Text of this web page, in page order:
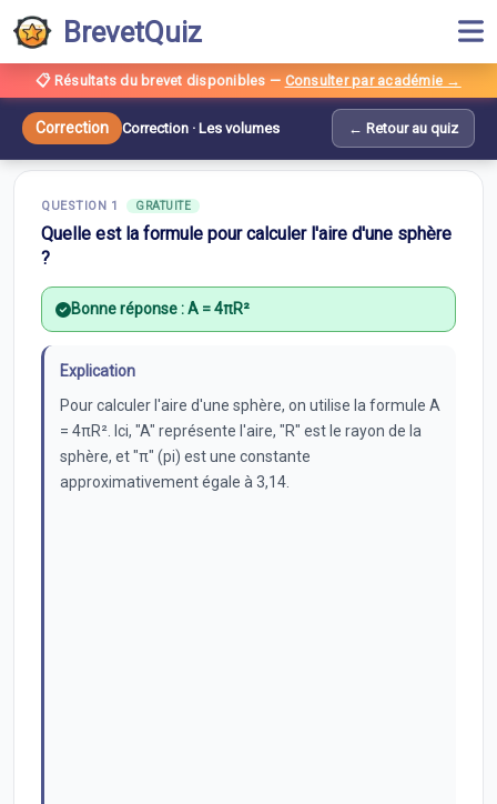
BrevetQuiz
📋 Résultats du brevet disponibles — Consulter par académie →
Correction Correction · Les volumes ← Retour au quiz
Correction —Les volumes
10questions ·Grandeurs et Mesures
QUESTION 1 GRATUITE
Quelle est la formule pour calculer l'aire d'une sphère
?
Bonne réponse :A = 4πR²
Explication
Pour calculer l'aire d'une sphère, on utilise la formule A
= 4πR². Ici, "A" représente l'aire, "R" est le rayon de la
sphère, et "π" (pi) est une constante
approximativement égale à 3,14.